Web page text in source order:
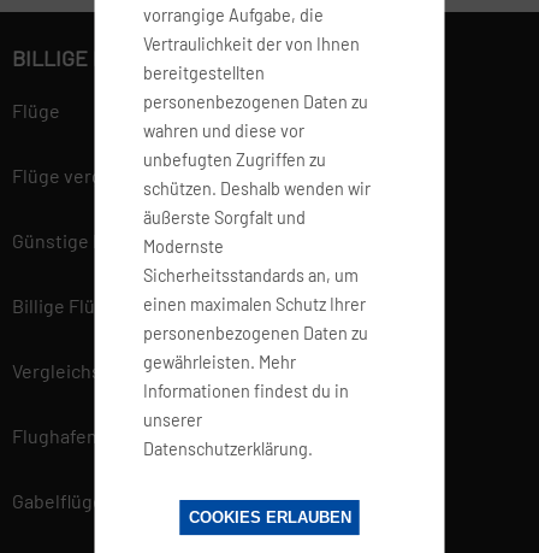
vorrangige Aufgabe, die
Vertraulichkeit der von Ihnen
bereitgestellten
personenbezogenen Daten zu
wahren und diese vor
unbefugten Zugriffen zu
schützen. Deshalb wenden wir
äußerste Sorgfalt und
Modernste
Sicherheitsstandards an, um
einen maximalen Schutz Ihrer
personenbezogenen Daten zu
gewährleisten. Mehr
Informationen findest du in
unserer
Datenschutzerklärung.
COOKIES ERLAUBEN
BILLIGE FLÜGE BUCHEN
Flüge
Flüge vergleichen
Günstige Flüge
Billige Flüge
Vergleichsportal
Flughafen Informationen
Gabelflüge